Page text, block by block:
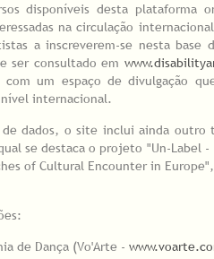
disponíveis desta plataforma
na circulação
a inscreverem-se nesta base
ser consultado em
com um espaço de divulgação
internacional.
de dados, o site inclui ainda outro
se destaca o projeto "Un-Label
of Cultural Encounter in
de Dança (Vo'Arte -